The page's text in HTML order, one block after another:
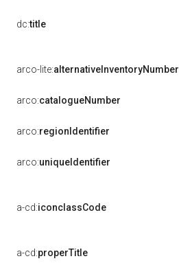
dc:title
arco-lite:alternativeInventoryNumber
arco:catalogueNumber
arco:regionIdentifier
arco:uniqueIdentifier
a-cd:iconclassCode
a-cd:properTitle